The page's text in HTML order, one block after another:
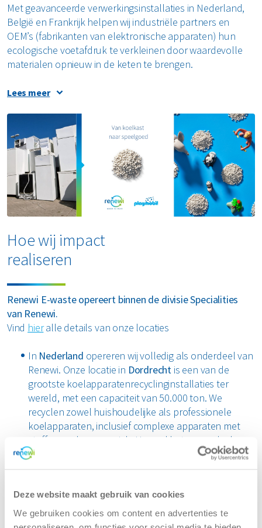
Deze website maakt gebruik van cookies
We gebruiken cookies om content en advertenties te
Met geavanceerde verwerkingsinstallaties in Nederland,
België en Frankrijk helpen wij industriële partners en
OEM’s (fabrikanten van elektronische apparaten) hun
ecologische voetafdruk te verkleinen door waardevolle
materialen opnieuw in de keten te brengen.
Hoe wij het verschil maken
Renewi: de toonaangevende waste-to-product
onderneming zijn. Wij zetten ons in voor duurzaamheid en
innovatie, met als doel de hoogste
materiaalterugwinningspercentages en de best mogelijke
milieuresultaten te realiseren.
Wij investeren in geavanceerde technologieën en
gezamenlijke innovatie met industriële partners om de
kwaliteit en veiligheid van onze processen continu te
verbeteren. Onze Research & Development-teams werken
regelmatig samen met externe stakeholders aan
technieken op al onze locaties.
Lees meer
Hoe wij impact
realiseren
Renewi E-waste opereert binnen de divisie Specialities
van Renewi.
Vind hieralle details van onze locaties
In Nederland opereren wij volledig als onderdeel van
Renewi. Onze locatie in Dordrecht is een van de
grootste koelapparatenrecyclinginstallaties ter
wereld, met een capaciteit van 50.000 ton. We
recyclen zowel huishoudelijke als professionele
koelapparaten, inclusief complexe apparaten met
stoffen zoals ammoniak. Hoewel het merendeel van
het materiaal uit de Nederlandse markt komt,
vereisen, voorbij standaardrecyclingmethoden.
InWaalwijk runt Renewi E-waste Plastics Europa’s